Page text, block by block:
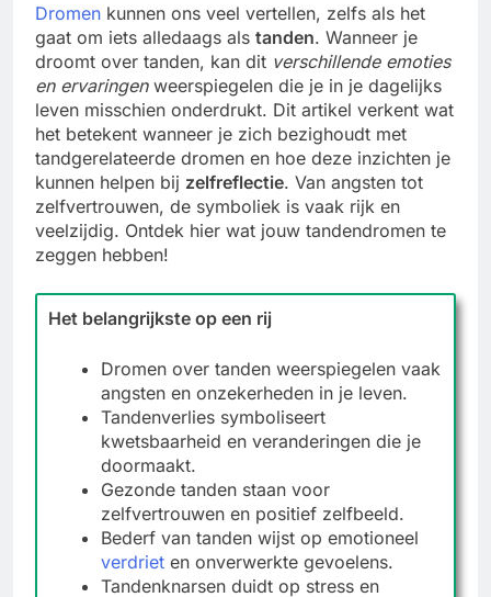
Dromen kunnen ons veel vertellen, zelfs als het
gaat om iets alledaags als tanden. Wanneer je
droomt over tanden, kan dit verschillende emoties
en ervaringenweerspiegelen die je in je dagelijks
leven misschien onderdrukt. Dit artikel verkent wat
het betekent wanneer je zich bezighoudt met
tandgerelateerde dromen en hoe deze inzichten je
kunnen helpen bij zelfreflectie. Van angsten tot
zelfvertrouwen, de symboliek is vaak rijk en
veelzijdig. Ontdek hier wat jouw tandendromen te
zeggen hebben!
Het belangrijkste op een rij
Dromen over tanden weerspiegelen vaak
angsten en onzekerheden in je leven.
Tandenverlies symboliseert
kwetsbaarheid en veranderingen die je
doormaakt.
Gezonde tanden staan voor
zelfvertrouwen en positief zelfbeeld.
Bederf van tanden wijst op emotioneel
verdriet en onverwerkte gevoelens.
Tandenknarsen duidt op stress en